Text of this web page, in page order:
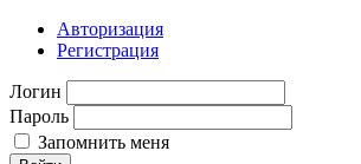
Авторизация
Регистрация
Логин
Пароль
Запомнить меня